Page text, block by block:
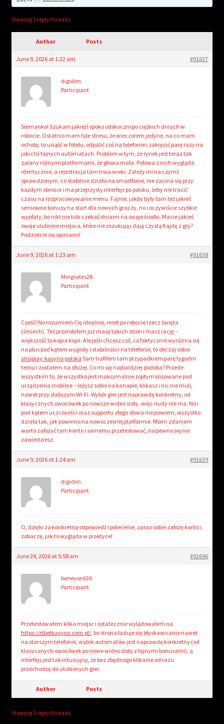
Login/Create Account
Viewing 3 reply threads
Author Posts
June 9, 2026 at 1:22 am #91637
digidim
Participant
Siemanko! Szukam jakiejś spoko odskoczni po ciężkich dniach w
robocie. Ostatnio mam tyle stresu, że wieczorem jedyne, na co mam
ochotę, to usiąść w fotelu, odpalić coś na telefonie i zakręcić parę razy na
jakichś fajnych automatach. Problem w tym, że rynek jest teraz tak
zalany różnymi platformami, że głowa mała. Połowa z nich wygląda
identycznie, a rejestracja tam trwa wieki. Zależy mi na czymś
sprawdzonym, co stabilnie działa na smartfonie, nie zacina się przy
każdym obrocie i ma przejrzysty interfejs po polsku, żeby nie tracić
czasu na rozpracowywanie menu. Fajnie, jakby były tam też jakieś
sensowne bonusy na start dla nowych graczy, no i oczywiście szybkie
wypłaty, bo nikt nie lubi czekać dniami na swoje środki. Macie jakieś
swoje ulubione miejsca, które nie oszukują i dają czystą frajdę z gry?
Podzielcie się opiniami!
June 9, 2026 at 1:23 am #91638
Mingrates28
Participant
Cześć! No rozumiem Cię idealnie, reset po robocie rzecz święta
(śmiech). Też przerobiłem już masę takich stron i masz rację –
większość to kopia kopii. Ale jeśli chcesz coś, co faktycznie wyróżnia się
na plus pod kątem wygody i stabilności na telefonie, to obczaj sobie
smsplay-kasyno-polska Sam trafiłem tam przypadkiem parę tygodni
temu i zostałem na dłużej. Co mi się najbardziej podoba? Przede
wszystkim to, że wszystko jest maksymalnie zoptymalizowane pod
urządzenia mobilne – leżysz sobie na kanapie, klikasz i nic nie muli,
nawet przy słabszym Wi-Fi. Wybór gier jest naprawdę konkretny, od
klasycznych owocówek po nowsze wideo sloty, więc nudy nie ma. No i
pod kątem uczciwości oraz supportu złego słowa nie powiem, wszystko
działa tak, jak powinno na nowoczesnej platformie. Moim zdaniem
warto założyć tam konto i samemu przetestować, na pewno się nie
zawiedziesz.
June 9, 2026 at 1:24 am #91639
digidim
Participant
O, dzięki za konkretną odpowiedź i polecenie, zaraz sobie założę konto i
zobaczę, jak to wygląda w praktyce!
June 24, 2026 at 5:58 am #92696
benevon636
Participant
Przetestowałem kilka miejsc i ostatecznie wylądowałem na
https://rtbetkasyno.com.pl/, bo strona ładuje się błyskawicznie nawet
na starszym telefonie, wybór automatów jest naprawdę konkretny (od
klasycznych owocówek po nowe wideo sloty z fajnymi bonusami), a
interfejs jest tak intuicyjny, że bez zbędnego klikanie od razu
przechodzę do ulubionych gier.
Author Posts
Viewing 3 reply threads